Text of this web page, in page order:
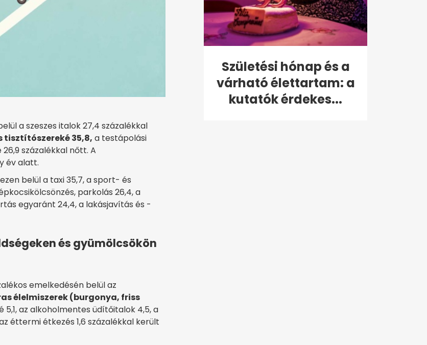
a szeszes italok 27,4 százalékkal
tisztítószereké 35,8, a testápolási
százalékkal nőtt. A
év alatt.
belül a taxi 35,7, a sport- és
parkolás 26,4, a
egyaránt 24,4, a lakásjavítás és -
és gyümölcsökön
emelkedésén belül az
élelmiszerek (burgonya, friss
5,1, az alkoholmentes üdítőitalok 4,5, a
éttermi étkezés 1,6 százalékkal került
Születési hónap és a
várható élettartam: a
kutatók érdekes...